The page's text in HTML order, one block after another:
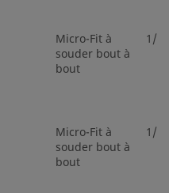
Micro-Fit à
souder bout à
bout
1/4
Micro-Fit à
souder bout à
bout
1/4